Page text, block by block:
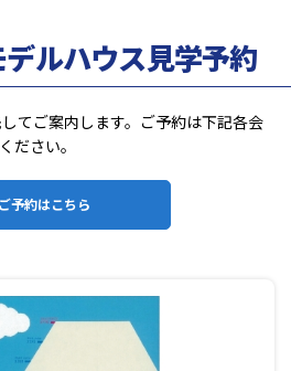
ルハウス見学予約
てご案内します。ご予約は下記各会
ださい。
ご予約はこちら